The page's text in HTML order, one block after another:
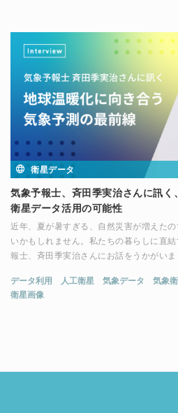
衛星データ
気象予報士、斉田季実治さんに訊く
衛星データ活用の可能性
近年、夏が暑すぎる、自然災害が増えた
いかもしれません。私たちの暮らしに直
報士、斉田季実治さんにお話をうかがいま
データ利用 人工衛星 気象データ 気象
衛星画像